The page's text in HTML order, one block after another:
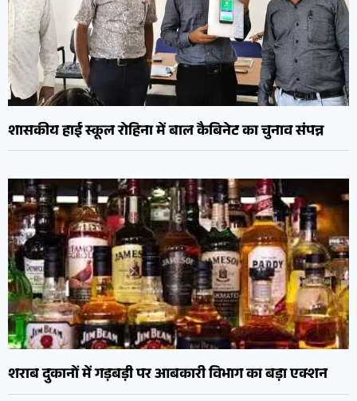
शासकीय हाई स्कूल रोहिना में बाल कैबिनेट का चुनाव संपन्न
शराब दुकानों में गड़बड़ी पर आबकारी विभाग का बड़ा एक्शन